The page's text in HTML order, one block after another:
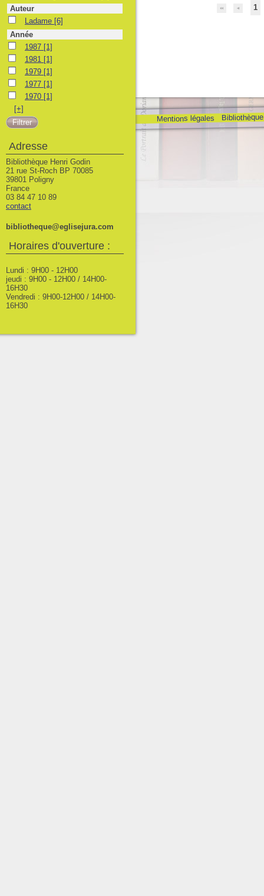
1
Mentions légales
Auteur
LadameLadame [6]
Année
1987 1987 [1]
1981 1981 [1]
1979 1979 [1]
1977 1977 [1]
1970 1970 [1]
[+]
Adresse
Bibliothèque Henri Godin
21 rue St-Roch BP 70085
39801 Poligny
France
03 84 47 10 89
contact
bibliotheque@eglisejura.com
Horaires d'ouverture :
Lundi : 9H00 - 12H00
jeudi : 9H00 - 12H00 / 14H00-
16H30
Vendredi : 9H00-12H00 / 14H00-
16H30